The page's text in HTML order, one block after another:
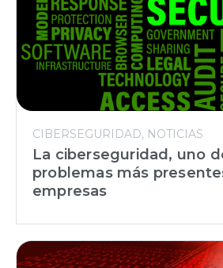
CIBERSEGURIDAD NOTICIAS
La ciberseguridad, uno
problemas más
empresas